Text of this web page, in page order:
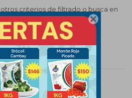

criterios de filtrado o busca en
catálogo.